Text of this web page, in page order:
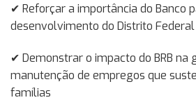
✔ Reforçar a importância do Banco
desenvolvimento do Distrito Federal
✔ Demonstrar o impacto do BRB na
manutenção de empregos que
famílias